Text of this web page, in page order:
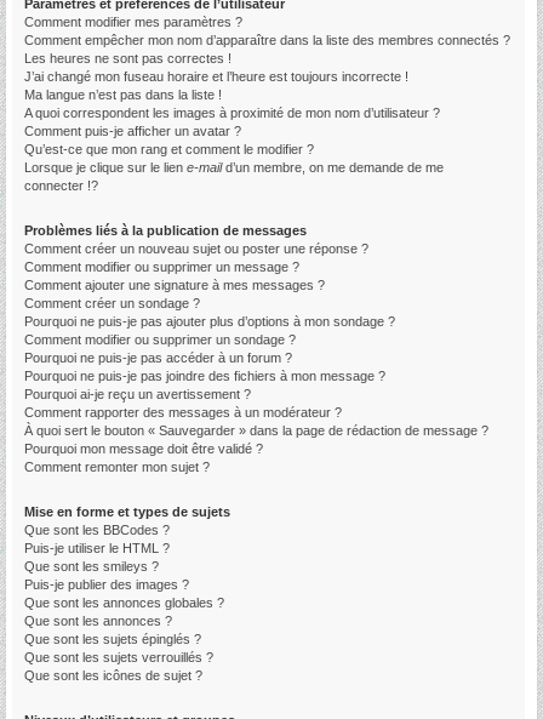
Paramètres et préférences de l’utilisateur
Comment modifier mes paramètres ?
Comment empêcher mon nom d’apparaître dans la liste des membres connectés ?
Les heures ne sont pas correctes !
J’ai changé mon fuseau horaire et l’heure est toujours incorrecte !
Ma langue n’est pas dans la liste !
A quoi correspondent les images à proximité de mon nom d’utilisateur ?
Comment puis-je afficher un avatar ?
Qu’est-ce que mon rang et comment le modifier ?
Lorsque je clique sur le lien e-maild’un membre, on me demande de me
connecter !?
Problèmes liés à la publication de messages
Comment créer un nouveau sujet ou poster une réponse ?
Comment modifier ou supprimer un message ?
Comment ajouter une signature à mes messages ?
Comment créer un sondage ?
Pourquoi ne puis-je pas ajouter plus d’options à mon sondage ?
Comment modifier ou supprimer un sondage ?
Pourquoi ne puis-je pas accéder à un forum ?
Pourquoi ne puis-je pas joindre des fichiers à mon message ?
Pourquoi ai-je reçu un avertissement ?
Comment rapporter des messages à un modérateur ?
À quoi sert le bouton « Sauvegarder » dans la page de rédaction de message ?
Pourquoi mon message doit être validé ?
Comment remonter mon sujet ?
Mise en forme et types de sujets
Que sont les BBCodes ?
Puis-je utiliser le HTML ?
Que sont les smileys ?
Puis-je publier des images ?
Que sont les annonces globales ?
Que sont les annonces ?
Que sont les sujets épinglés ?
Que sont les sujets verrouillés ?
Que sont les icônes de sujet ?